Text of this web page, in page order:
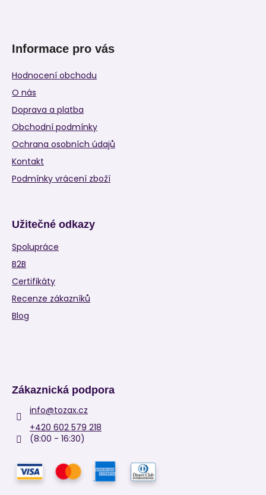
Informace pro vás
Hodnocení obchodu
O nás
Doprava a platba
Obchodní podmínky
Ochrana osobních údajů
Kontakt
Podmínky vrácení zboží
Užitečné odkazy
Spolupráce
B2B
Certifikáty
Recenze zákazníků
Blog
Zákaznická podpora
info@tozax.cz
+420 602 579 218
(8:00 - 16:30)